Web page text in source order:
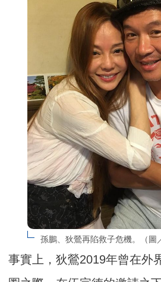
孫鵬、狄鶯再陷救子危機。（圖
事實上，狄鶯2019年曾在外